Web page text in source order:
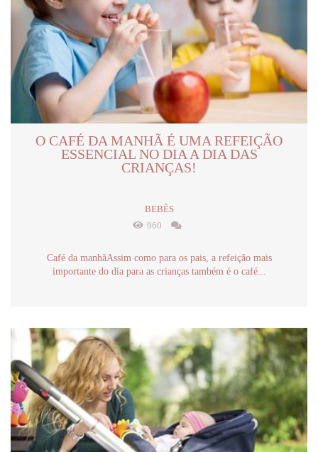
O CAFÉ DA MANHÃ É UMA REFEIÇÃO
ESSENCIAL NO DIA A DIA DAS
CRIANÇAS!
BEBÊS
960
Café da manhãAssim como para os pais, a refeição mais
importante do dia para as crianças também é o café...